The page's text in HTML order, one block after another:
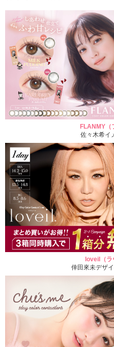
FLANMY（
佐々木希イ
loveil（ラ
倖田來未デザ